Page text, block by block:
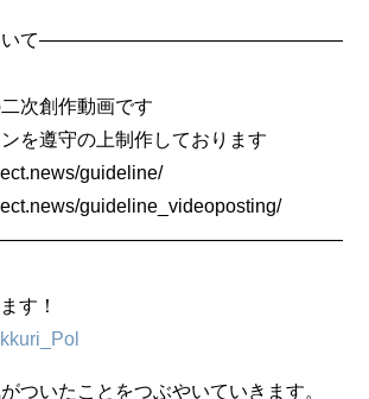
について――――――――――――――――
次創作動画です
を遵守の上制作しております
guideline/
guideline_videoposting/
す！
ついたことをつぶやいていきます。